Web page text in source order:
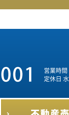
営業時
定休日